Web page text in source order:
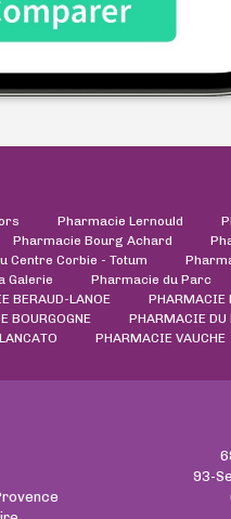
Pharmacie Lernould
Pharmacie Bourg Achard
Centre Corbie - Totum
Galerie
Pharmacie du Parc
BERAUD-LANOE
PHARMACIE
BOURGOGNE
PHARMACIE DU
PHARMACIE VAUCHE
93-